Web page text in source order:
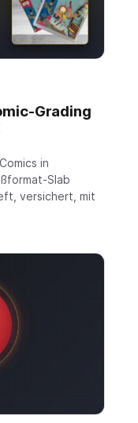
Grading
in
Slab
versichert, mit